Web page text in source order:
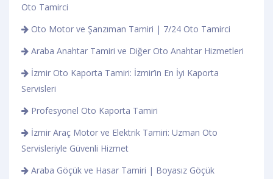
Oto Tamirci
Oto Motor ve Şanzıman Tamiri | 7/24 Oto Tamirci
Araba Anahtar Tamiri ve Diğer Oto Anahtar Hizmetleri
İzmir Oto Kaporta Tamiri: İzmir’in En İyi Kaporta
Servisleri
Profesyonel Oto Kaporta Tamiri
İzmir Araç Motor ve Elektrik Tamiri: Uzman Oto
Servisleriyle Güvenli Hizmet
Araba Göçük ve Hasar Tamiri | Boyasız Göçük